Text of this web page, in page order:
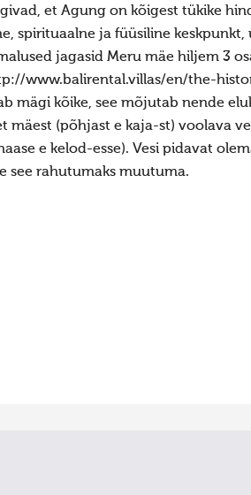
et Agung on kõigest tükike
spirituaalne ja füüsiline keskpunkt,
jagasid Meru mäe hiljem 3
www.balirental.villas/en/the-
mägi kõike, see mõjutab nende
mäest (põhjast e kaja-st) voolava
e kelod-esse). Vesi pidavat
see rahutumaks muutuma.